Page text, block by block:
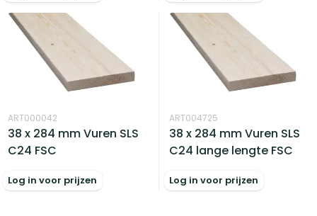
ART000042
38 x 284 mm Vuren SLS
C24 FSC
Log in voor prijzen
ART004725
38 x 284 mm Vuren SLS
C24 lange lengte FSC
Log in voor prijzen